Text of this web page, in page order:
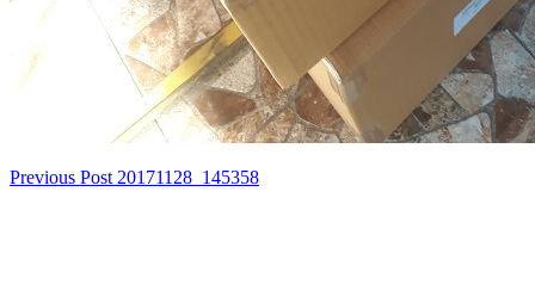
เมนู
Previous Post 20171128_145358